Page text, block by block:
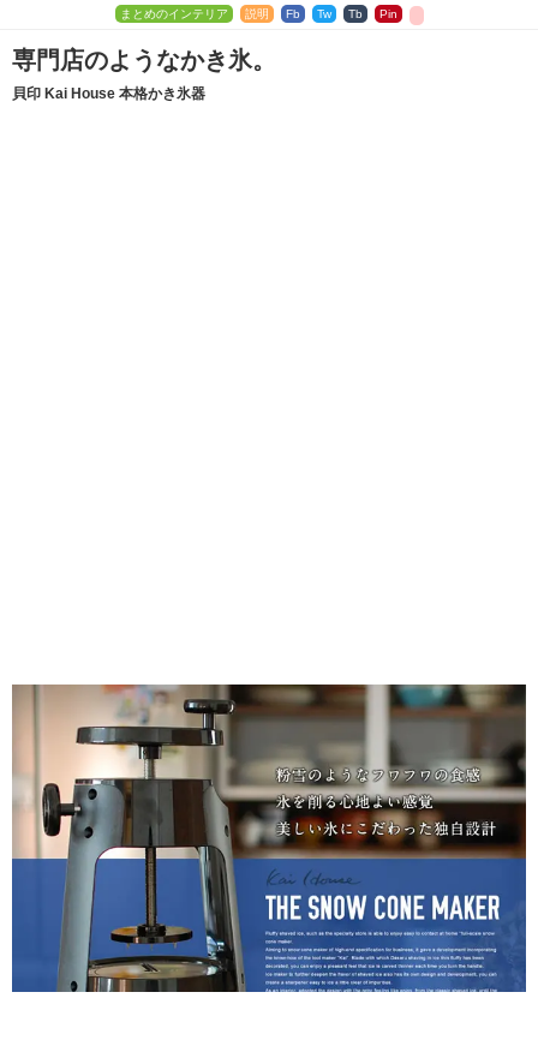
まとめのインテリア 説明 Fb Tw Tb Pin
専門店のようなかき氷。
貝印 Kai House 本格かき氷器